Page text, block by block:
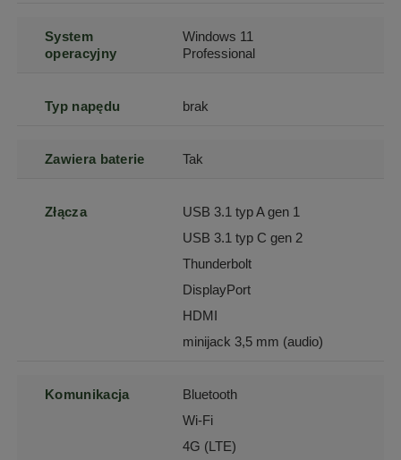
System
operacyjny
Windows 11
Professional
Typ napędu brak
Zawiera baterie Tak
Złącza
USB 3.1 typ A gen 1
USB 3.1 typ C gen 2
Thunderbolt
DisplayPort
HDMI
minijack 3,5 mm (audio)
Komunikacja
Bluetooth
Wi-Fi
4G (LTE)